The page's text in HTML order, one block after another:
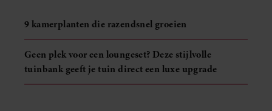
9 kamerplanten die razendsnel groeien
Geen plek voor een loungeset? Deze stijlvolle
tuinbank geeft je tuin direct een luxe upgrade